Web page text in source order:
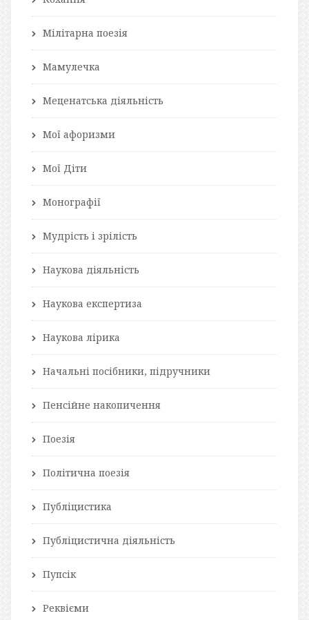
Мілітарна поезія
Мамулечка
Меценатська діяльність
Мої афоризми
Мої Діти
Монографії
Мудрість і зрілість
Наукова діяльність
Наукова експертиза
Наукова лірика
Начальні посібники, підручники
Пенсійне накопичення
Поезія
Політична поезія
Публіцистика
Публіцистична діяльність
Пупсік
Реквієми